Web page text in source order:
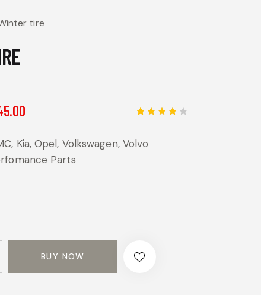
tire
sur 5
basé
Kia, Opel, Volkswagen, Volvo
Parts
BUY NOW